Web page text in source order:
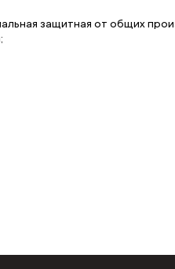
защитная от общих